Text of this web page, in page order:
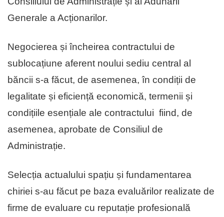
Generale a Acționarilor.
Negocierea și încheirea contractului de
sublocațiune aferent noului sediu central al
băncii s-a făcut, de asemenea, în condiții de
legalitate și eficiență economică, termenii și
condițiile esențiale ale contractului fiind, de
asemenea, aprobate de Consiliul de
Administrație.
Selecția actualului spațiu și fundamentarea
chiriei s-au făcut pe baza evaluărilor realizate de
firme de evaluare cu reputație profesională